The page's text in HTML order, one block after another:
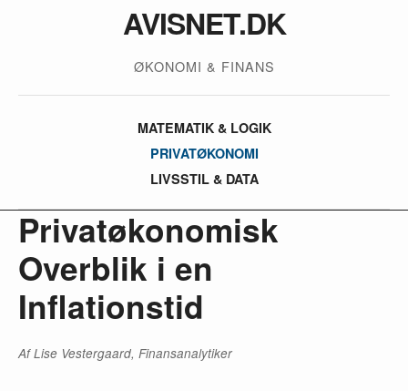
AVISNET.DK
ØKONOMI & FINANS
MATEMATIK & LOGIK
PRIVATØKONOMI
LIVSSTIL & DATA
Privatøkonomisk
Overblik i en
Inflationstid
Af Lise Vestergaard, Finansanalytiker